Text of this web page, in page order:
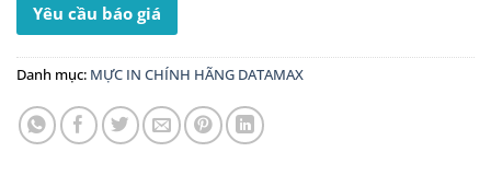
Yêu cầu báo giá
Danh mục: MỰC IN CHÍNH HÃNG DATAMAX